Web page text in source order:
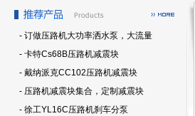
- 订做压路机大功率洒水泵，大流量
- 卡特Cs68B压路机减震块
- 戴纳派克CC102压路机减震块
- 压路机减震块集合，定制减震块
- 徐工YL16C压路机刹车分泵